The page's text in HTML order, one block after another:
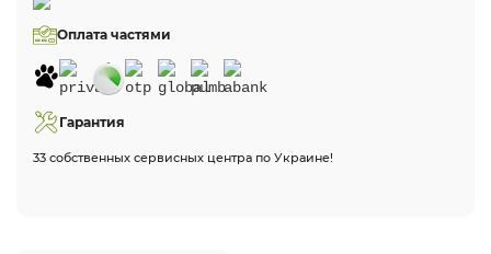
Оплата частями
Гарантия
33 собственных сервисных центра по Украине!